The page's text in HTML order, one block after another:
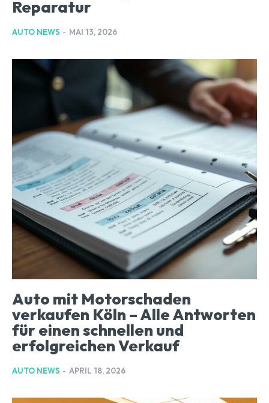
Reparatur
AUTO NEWS - MAI 13, 2026
Auto mit Motorschaden
verkaufen Köln – Alle Antworten
für einen schnellen und
erfolgreichen Verkauf
AUTO NEWS - APRIL 18, 2026